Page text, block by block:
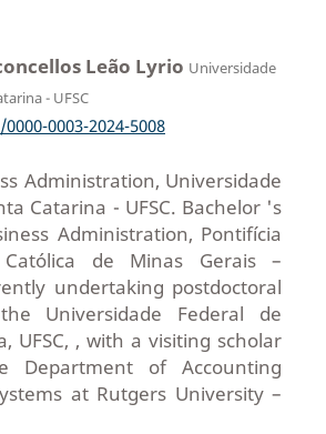
Leão Lyrio Universidade
- UFSC
0003-2024-5008
Administration, Universidade
Catarina - UFSC. Bachelor 's
Administration, Pontifícia
Católica de Minas Gerais –
undertaking postdoctoral
Universidade Federal de
UFSC, , with a visiting scholar
Department of Accounting
at Rutgers University –